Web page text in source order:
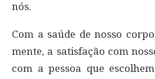
nós.
Com a saúde de nosso
mente, a satisfação com
com a pessoa que